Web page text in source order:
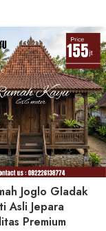
Joglo Gladak
Asli Jepara
Premium